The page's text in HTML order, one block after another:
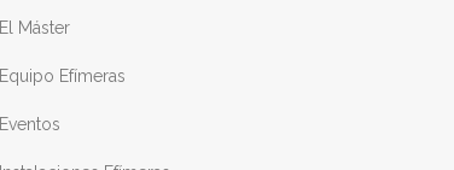
El Máster
Equipo Efímeras
Eventos